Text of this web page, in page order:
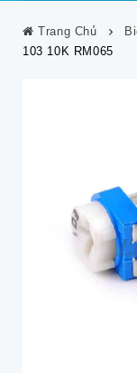
Trang Chủ
103 10K RM065